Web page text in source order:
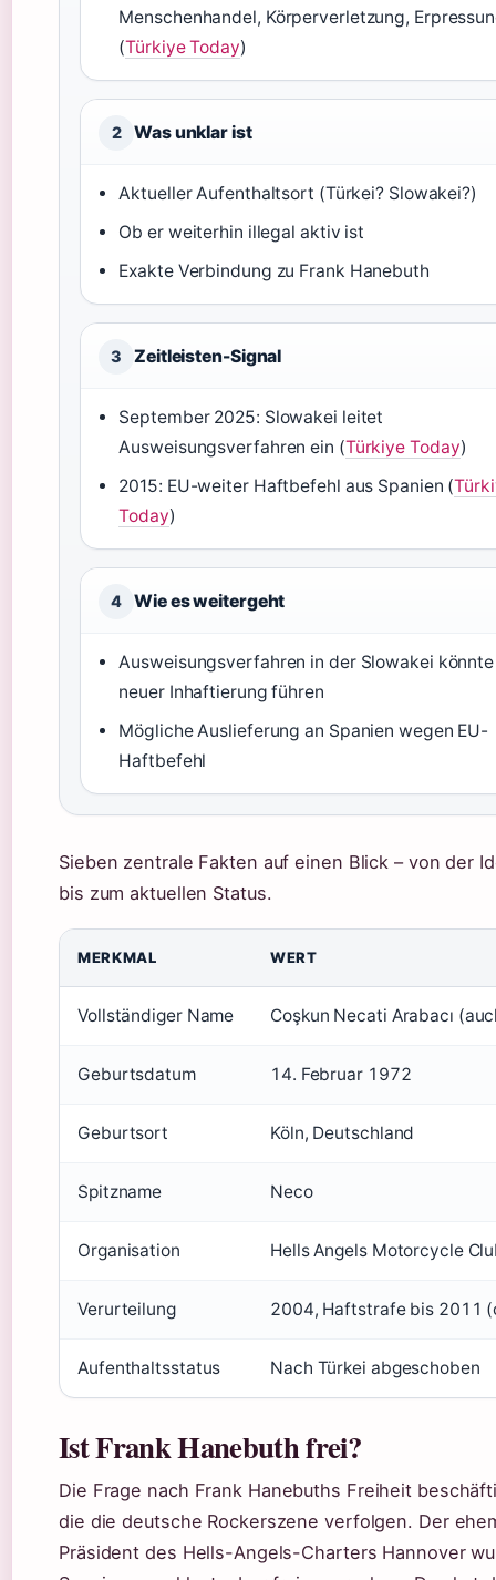
Menschenhandel, Körperverletzung,
(Türkiye Today)
2 Was unklar ist
Aktueller Aufenthaltsort (Türkei? Slowakei?)
Ob er weiterhin illegal aktiv ist
Exakte Verbindung zu Frank Hanebuth
3 Zeitleisten-Signal
September 2025: Slowakei leitet
Ausweisungsverfahren ein (Türkiye Today)
2015: EU-weiter Haftbefehl aus Spanien (
Today)
4 Wie es weitergeht
Ausweisungsverfahren in der Slowakei
neuer Inhaftierung führen
Mögliche Auslieferung an Spanien wegen EU-
Haftbefehl
Sieben zentrale Fakten auf einen Blick – von der
bis zum aktuellen Status.
MERKMAL WERT
Vollständiger Name Coşkun Necati Arabacı
Geburtsdatum 14. Februar 1972
Geburtsort Köln, Deutschland
Spitzname Neco
Organisation Hells Angels Motorcycle
Verurteilung 2004, Haftstrafe bis 2011
Aufenthaltsstatus Nach Türkei abgeschoben
Ist Frank Hanebuth frei?
Die Frage nach Frank Hanebuths Freiheit
die die deutsche Rockerszene verfolgen. Der
Präsident des Hells-Angels-Charters Hannover